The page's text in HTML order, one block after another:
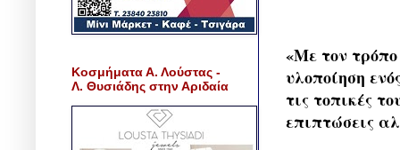
«Με τον
υλοποίηση
τις τοπικές
επιπτώσεις
Κοσμήματα Α. Λούστας -
Λ. Θυσιάδης στην Αριδαία